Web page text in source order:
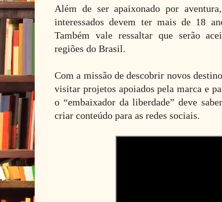
Além de ser apaixonado por
interessados devem ter mais de 18
Também vale ressaltar que serão
regiões do Brasil.
Com a missão de descobrir novos
visitar projetos apoiados pela marca e
o “embaixador da liberdade” deve
criar conteúdo para as redes sociais.